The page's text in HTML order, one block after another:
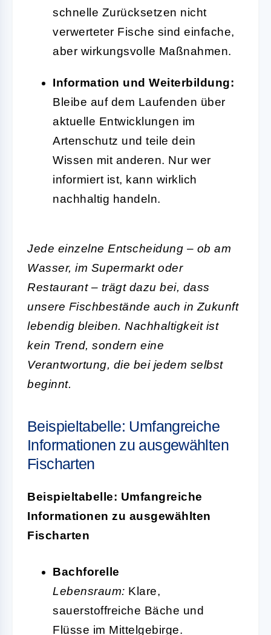
schnelle Zurücksetzen nicht
verwerteter Fische sind einfache,
aber wirkungsvolle Maßnahmen.
Information und Weiterbildung:
Bleibe auf dem Laufenden über
aktuelle Entwicklungen im
Artenschutz und teile dein
Wissen mit anderen. Nur wer
informiert ist, kann wirklich
nachhaltig handeln.
Jede einzelne Entscheidung – ob am
Wasser, im Supermarkt oder
Restaurant – trägt dazu bei, dass
unsere Fischbestände auch in Zukunft
lebendig bleiben. Nachhaltigkeit ist
kein Trend, sondern eine
Verantwortung, die bei jedem selbst
beginnt.
Beispieltabelle: Umfangreiche
Informationen zu ausgewählten
Fischarten
Beispieltabelle: Umfangreiche
Informationen zu ausgewählten
Fischarten
Bachforelle
Lebensraum: Klare,
sauerstoffreiche Bäche und
Flüsse im Mittelgebirge.